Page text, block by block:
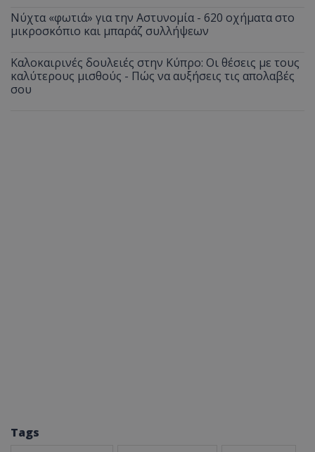
Νύχτα «φωτιά» για την Αστυνομία - 620 οχήματα στο
μικροσκόπιο και μπαράζ συλλήψεων
Καλοκαιρινές δουλειές στην Κύπρο: Οι θέσεις με τους
καλύτερους μισθούς - Πώς να αυξήσεις τις απολαβές
σου
Tags